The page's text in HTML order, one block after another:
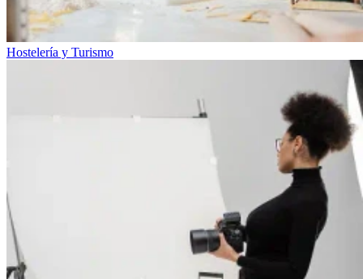
Hostelería y Turismo